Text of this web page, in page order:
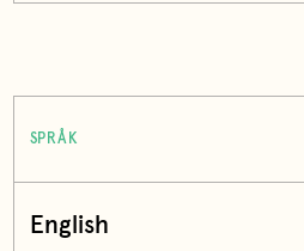
SPRÅK
English